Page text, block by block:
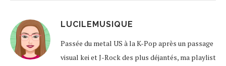
LUCILEMUSIQUE
Passée du metal US à la K-Pop après un passage
visual kei et J-Rock des plus déjantés, ma playlist